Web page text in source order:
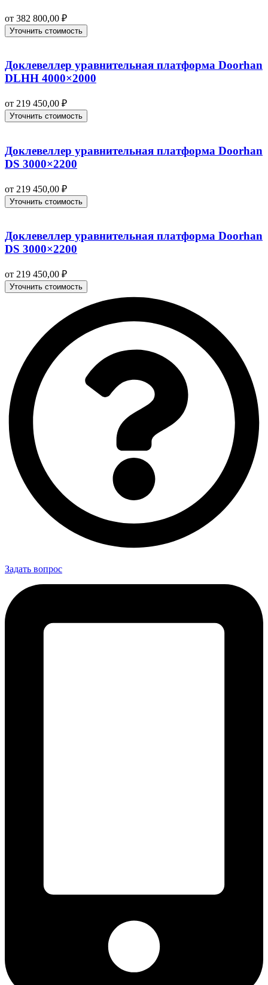
от 382 800,00 ₽
Уточнить стоимость
Доклевеллер уравнительная платформа Doorhan
DLHH 4000×2000
от 219 450,00 ₽
Уточнить стоимость
Доклевеллер уравнительная платформа Doorhan
DS 3000×2200
от 219 450,00 ₽
Уточнить стоимость
Доклевеллер уравнительная платформа Doorhan
DS 3000×2200
от 219 450,00 ₽
Уточнить стоимость
Задать вопрос